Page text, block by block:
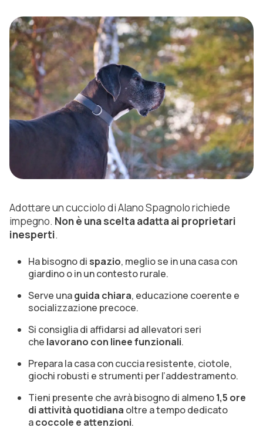
Adottare un cucciolo di Alano Spagnolo richiede
impegno. Non è una scelta adatta ai proprietari
inesperti.
Ha bisogno di spazio, meglio se in una casa con
giardino o in un contesto rurale.
Serve unaguida chiara, educazione coerente e
socializzazione precoce.
Si consiglia di affidarsi ad allevatori seri
che lavorano con linee funzionali.
Prepara la casa con cuccia resistente, ciotole,
giochi robusti e strumenti per l’addestramento.
Tieni presente che avrà bisogno di almeno1,5 ore
di attività quotidiana oltre a tempo dedicato
acoccole e attenzioni.